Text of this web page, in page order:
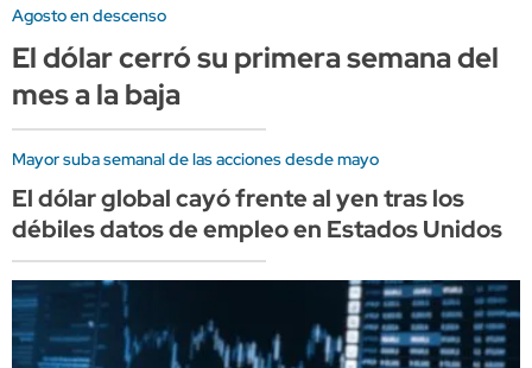
Agosto en descenso
El dólar cerró su primera semana del
mes a la baja
Mayor suba semanal de las acciones desde mayo
El dólar global cayó frente al yen tras los
débiles datos de empleo en Estados Unidos